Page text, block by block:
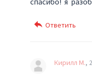
Кирилл М.